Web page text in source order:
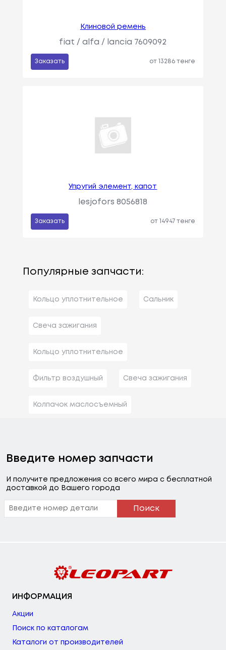
Клиновой ремень
fiat / alfa / lancia 7609092
Заказать от 13286 тенге
Упругий элемент, капот
lesjofors 8056818
Заказать от 14947 тенге
Популярные запчасти:
Кольцо уплотнительное Сальник
Свеча зажигания
Кольцо уплотнительное
Фильтр воздушный Свеча зажигания
Колпачок маслосъемный
Введите номер запчасти
И получите предложения со всего мира с бесплатной
доставкой до Вашего города
Поиск
ИНФОРМАЦИЯ
Акции
Поиск по каталогам
Каталоги от производителей